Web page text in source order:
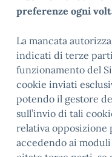
preferenze ogni
La mancata
indicati di terze
funzionamento del
cookie inviati
potendo il gestore
sull’invio di tali
relativa opposizione
accedendo ai